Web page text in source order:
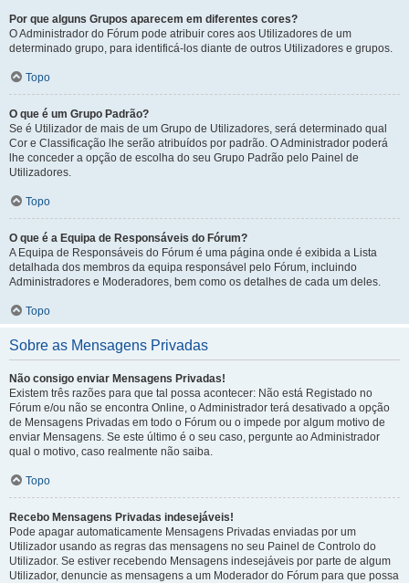
Por que alguns Grupos aparecem em diferentes cores?
O Administrador do Fórum pode atribuir cores aos Utilizadores de um
determinado grupo, para identificá-los diante de outros Utilizadores e grupos.
Topo
O que é um Grupo Padrão?
Se é Utilizador de mais de um Grupo de Utilizadores, será determinado qual
Cor e Classificação lhe serão atribuídos por padrão. O Administrador poderá
lhe conceder a opção de escolha do seu Grupo Padrão pelo Painel de
Utilizadores.
Topo
O que é a Equipa de Responsáveis do Fórum?
A Equipa de Responsáveis do Fórum é uma página onde é exibida a Lista
detalhada dos membros da equipa responsável pelo Fórum, incluindo
Administradores e Moderadores, bem como os detalhes de cada um deles.
Topo
Sobre as Mensagens Privadas
Não consigo enviar Mensagens Privadas!
Existem três razões para que tal possa acontecer: Não está Registado no
Fórum e/ou não se encontra Online, o Administrador terá desativado a opção
de Mensagens Privadas em todo o Fórum ou o impede por algum motivo de
enviar Mensagens. Se este último é o seu caso, pergunte ao Administrador
qual o motivo, caso realmente não saiba.
Topo
Recebo Mensagens Privadas indesejáveis!
Pode apagar automaticamente Mensagens Privadas enviadas por um
Utilizador usando as regras das mensagens no seu Painel de Controlo do
Utilizador. Se estiver recebendo Mensagens indesejáveis por parte de algum
Utilizador, denuncie as mensagens a um Moderador do Fórum para que possa